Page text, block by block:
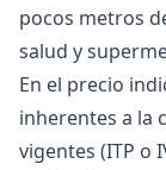
pocos metros
salud y
En el precio
inherentes a la
vigentes (ITP o